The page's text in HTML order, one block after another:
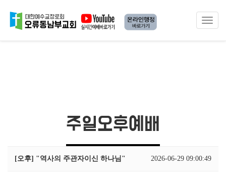
Toggle
주일오후예배
[오후] "역사의 주관자이신 하나님" 2026-06-29 09:00:49